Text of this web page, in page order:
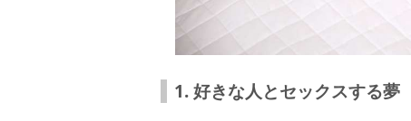
1. 好きな人とセックスする夢